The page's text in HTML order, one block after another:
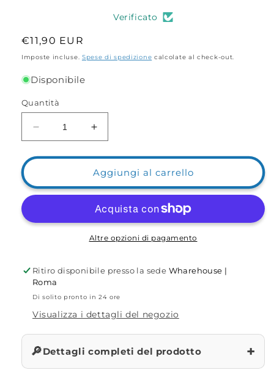
Verificato
Prezzo
di
€11,90 EUR
Imposte incluse. Spese di spedizione calcolate al check-out.
Disponibile
Quantità
Diminuisci
quantità
per
Aggancia
Tutto
Box
Aumenta
quantità
per
Kit
Aggancia
Tutto
Seat
Box
Aggiungi al carrello
Altre opzioni di pagamento
Ritiro disponibile presso la sede Wharehouse |
Roma
Di solito pronto in 24 ore
Visualizza i dettagli del negozio
🔎Dettagli completi del prodotto +